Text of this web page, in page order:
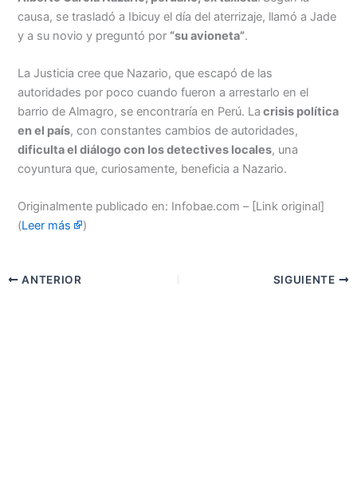
causa, se trasladó a Ibicuy el día del aterrizaje, llamó a Jade
y a su novio y preguntó por “su avioneta”.
La Justicia cree que Nazario, que escapó de las
autoridades por poco cuando fueron a arrestarlo en el
barrio de Almagro, se encontraría en Perú. La crisis política
en el país, con constantes cambios de autoridades,
dificulta el diálogo con los detectives locales, una
coyuntura que, curiosamente, beneficia a Nazario.
Originalmente publicado en: Infobae.com – [Link original]
(Leer más )
ANTERIOR SIGUIENTE